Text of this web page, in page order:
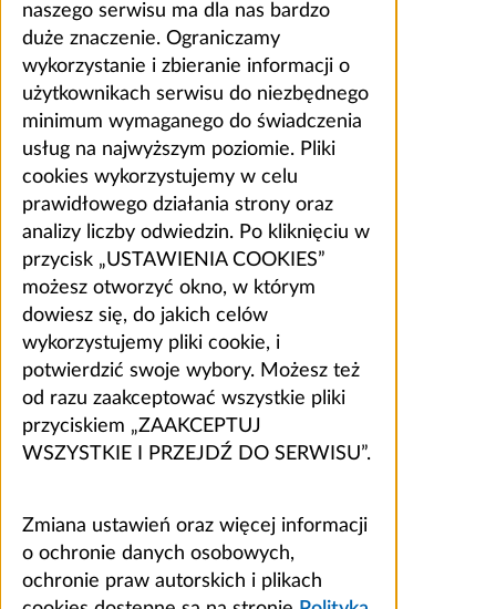
naszego serwisu ma dla nas bardzo
duże znaczenie. Ograniczamy
wykorzystanie i zbieranie informacji o
użytkownikach serwisu do niezbędnego
minimum wymaganego do świadczenia
usług na najwyższym poziomie. Pliki
cookies wykorzystujemy w celu
prawidłowego działania strony oraz
analizy liczby odwiedzin. Po kliknięciu w
przycisk „USTAWIENIA COOKIES”
możesz otworzyć okno, w którym
dowiesz się, do jakich celów
wykorzystujemy pliki cookie, i
potwierdzić swoje wybory. Możesz też
od razu zaakceptować wszystkie pliki
przyciskiem „ZAAKCEPTUJ
WSZYSTKIE I PRZEJDŹ DO SERWISU”.
Zmiana ustawień oraz więcej informacji
o ochronie danych osobowych,
ochronie praw autorskich i plikach